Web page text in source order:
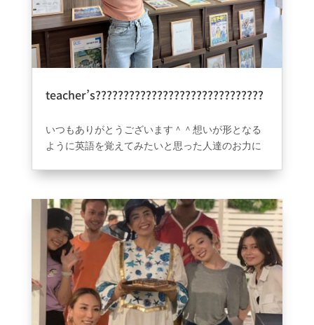
身に自分で考えて作成する内容、家族1人をなぜ無
料にしているかなど、ただサービスをよくしてや
ってるわけではなく英語をどこよりも早く安心し
て学んで覚えれるように考えた結果で生まれた学
校です。中々真似はできなく理解もできない部分
ります。もちろん先生の質や授業内容などはもっ
続けていくとお約束致します。沢山のお客様。本
当にいつもありがとうございます。今後共弊社を
teacher’s??????????????????????????????
いつもありがとうございます＾＾想いが形となる
ように英語を覚えてみたいと思った人達のお力に